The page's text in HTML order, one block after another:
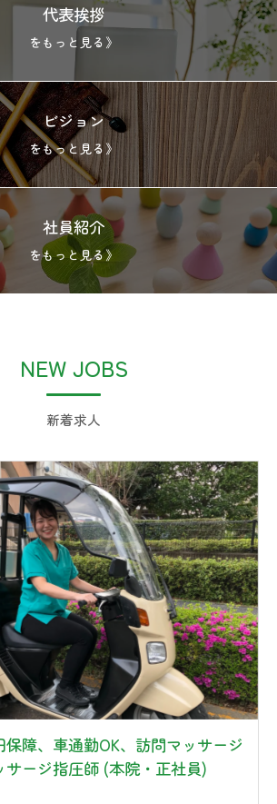
代表挨拶
をもっと見る》
ビジョン
をもっと見る》
社員紹介
をもっと見る》
新着求人
NEW JOBS
保障、車通勤OK、訪問マッサージ
サージ指圧師 (本院・正社員)